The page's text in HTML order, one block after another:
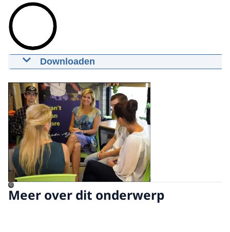
Downloaden
Fonds-projecten in Zeeland
03-09-2013 02:39 mp4 26.2 MB
Download
Ondertiteling
srt
Download
Open de galerij in vergrote
©
Meer over dit onderwerp